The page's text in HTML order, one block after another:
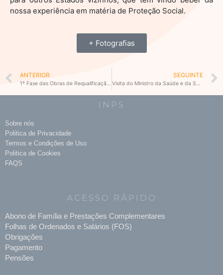
nossa experiência em matéria de Proteção Social.
+ Fotografias
Prev
ANTERIOR
1ª Fase das Obras de Requalificação e Rua Pedonal de Ponta Belém
SEGUINTE
Visita do Ministro da Saúde e da Segurança Social ao INPS
INPS
Sobre nós
Politica de Privacidade
Termos e Condições de Uso
Politica de Cookies
FAQS
ACESSO RÁPIDO
Abono de Família e Prestações Complementares
Folhas de Ordenados e Salários (FOS)
Obrigações
Pagamento
Pensões